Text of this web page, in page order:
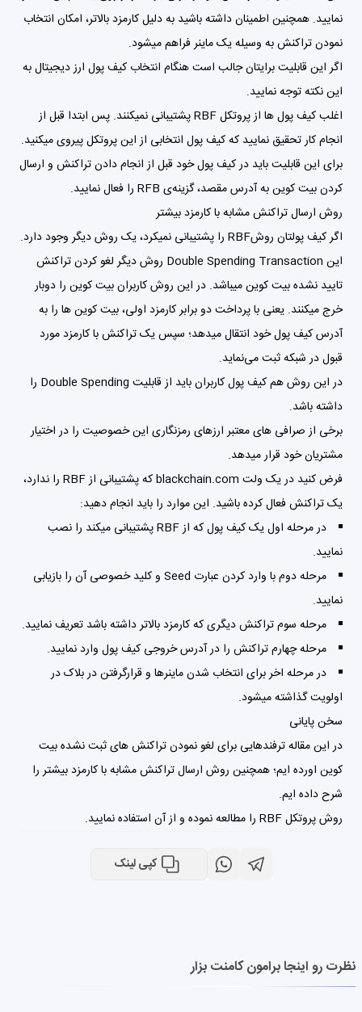
نمایید. همچنین اطمینان داشته باشید به دلیل کارمزد بالاتر، امکان انتخاب
نمودن تراکنش به وسیله یک ماینر فراهم میشود.
اگر این قابلیت برایتان جالب است هنگام انتخاب کیف پول ارز دیجیتال به
این نکته توجه نمایید.
اغلب کیف پول ها از پروتکل RBF پشتیبانی نمیکنند. پس ابتدا قبل از
انجام کار تحقیق نمایید که کیف پول انتخابی از این پروتکل پیروی میکنید.
برای این قابلیت باید در کیف پول خود قبل از انجام دادن تراکنش و ارسال
کردن بیت کوین به آدرس مقصد، گزینه‌ی RFB را فعال نمایید.
روش ارسال تراکنش مشابه با کارمزد بیشتر
اگر کیف پولتان روشRBF را پشتیبانی نمیکرد، یک روش دیگر وجود دارد.
این Double Spending Transaction روش دیگر لغو کردن تراکنش
تایید نشده بیت کوین میباشد. در این روش کاربران بیت کوین را دوبار
خرج میکنند. یعنی با پرداخت دو برابر کارمزد اولی، بیت کوین ها را به
آدرس کیف پول خود انتقال میدهد؛ سپس یک تراکنش با کارمزد مورد
قبول در شبکه ثبت می‌نماید.
در این روش هم کیف پول کاربران باید از قابلیت Double Spending را
داشته باشد.
برخی از صرافی های معتبر ارزهای رمزنگاری این خصوصیت را در اختیار
مشتریان خود قرار میدهد.
فرض کنید در یک ولت blackchain.com که پشتیبانی از RBF را ندارد،
یک تراکنش فعال کرده باشید. این موارد را باید انجام دهید:
در مرحله اول یک کیف پول که از RBF پشتیبانی میکند را نصب
نمایید.
مرحله دوم با وارد کردن عبارت Seed و کلید خصوصی آن را بازیابی
نمایید.
مرحله سوم تراکنش دیگری که کارمزد بالاتر داشته باشد تعریف نمایید.
مرحله چهارم تراکنش را در آدرس خروجی کیف پول وارد نمایید.
در مرحله اخر برای انتخاب شدن ماینرها و قرارگرفتن در بلاک در
اولویت گذاشته میشود.
سخن پایانی
در این مقاله ترفندهایی برای لغو نمودن تراکنش های ثبت نشده بیت
کوین اورده ایم؛ همچنین روش ارسال تراکنش مشابه با کارمزد بیشتر را
شرح داده ایم.
روش پروتکل RBF را مطالعه نموده و از آن استفاده نمایید.
کپی لینک
نظرت رو اینجا برامون کامنت بزار